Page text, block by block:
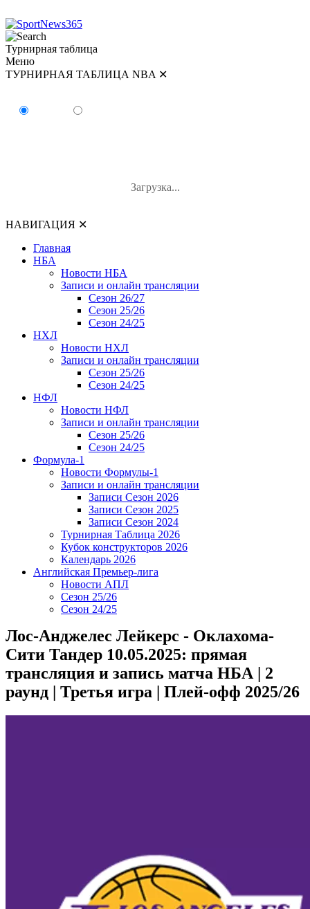
Турнирная таблица
Меню
ТУРНИРНАЯ ТАБЛИЦА NBA ✕
Загрузка...
НАВИГАЦИЯ ✕
Главная
НБА
Новости НБА
Записи и онлайн трансляции
Сезон 26/27
Сезон 25/26
Сезон 24/25
НХЛ
Новости НХЛ
Записи и онлайн трансляции
Сезон 25/26
Сезон 24/25
НФЛ
Новости НФЛ
Записи и онлайн трансляции
Сезон 25/26
Сезон 24/25
Формула-1
Новости Формулы-1
Записи и онлайн трансляции
Записи Сезон 2026
Записи Сезон 2025
Записи Сезон 2024
Турнирная Таблица 2026
Кубок конструкторов 2026
Календарь 2026
Английская Премьер-лига
Новости АПЛ
Сезон 25/26
Сезон 24/25
Лос-Анджелес Лейкерс - Оклахома-
Сити Тандер 10.05.2025: прямая
трансляция и запись матча НБА | 2
раунд | Третья игра | Плей-офф 2025/26